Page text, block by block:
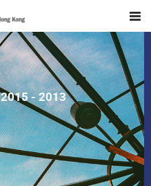
2015 - 2013